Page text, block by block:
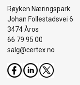
Røyken Næringspark
Johan Follestadsvei 6
3474 Åros
66 79 95 00
salg@certex.no